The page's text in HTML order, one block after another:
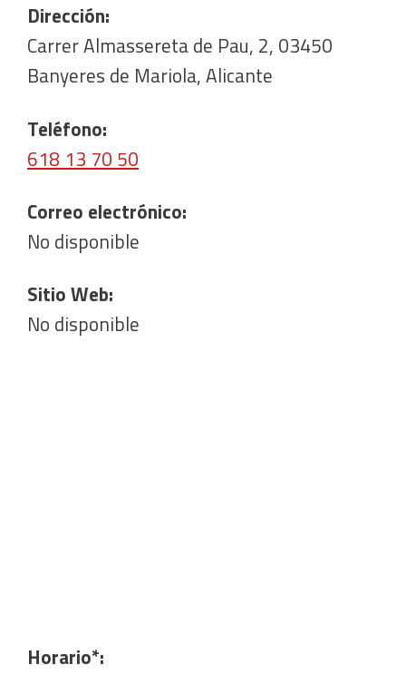
Dirección:
Carrer Almassereta de Pau, 2, 03450
Banyeres de Mariola, Alicante
Teléfono:
618 13 70 50
Correo electrónico:
No disponible
Sitio Web:
No disponible
Horario*: